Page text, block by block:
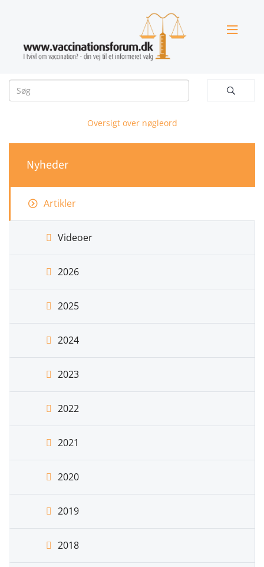


Oversigt over nøgleord
Nyheder
Artikler
Videoer
2026
2025
2024
2023
2022
2021
2020
2019
2018